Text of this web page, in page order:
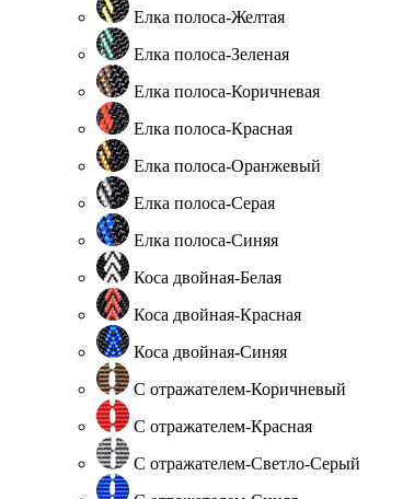
Елка полоса-Желтая
Елка полоса-Зеленая
Елка полоса-Коричневая
Елка полоса-Красная
Елка полоса-Оранжевый
Елка полоса-Серая
Елка полоса-Синяя
Коса двойная-Белая
Коса двойная-Красная
Коса двойная-Синяя
С отражателем-Коричневый
С отражателем-Красная
С отражателем-Светло-Серый